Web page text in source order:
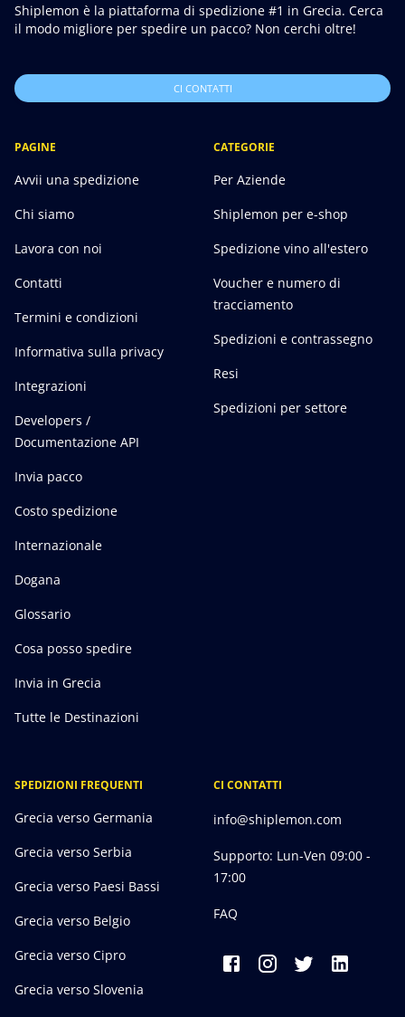
Shiplemon è la piattaforma di spedizione #1 in Grecia. Cerca
il modo migliore per spedire un pacco? Non cerchi oltre!
CI CONTATTI
PAGINE
Avvii una spedizione
Chi siamo
Lavora con noi
Contatti
Termini e condizioni
Informativa sulla privacy
Integrazioni
Developers /
Documentazione API
Invia pacco
Costo spedizione
Internazionale
Dogana
Glossario
Cosa posso spedire
Invia in Grecia
Tutte le Destinazioni
CATEGORIE
Per Aziende
Shiplemon per e-shop
Spedizione vino all'estero
Voucher e numero di
tracciamento
Spedizioni e contrassegno
Resi
Spedizioni per settore
SPEDIZIONI FREQUENTI
Grecia verso Germania
Grecia verso Serbia
Grecia verso Paesi Bassi
Grecia verso Belgio
Grecia verso Cipro
Grecia verso Slovenia
CI CONTATTI
info@shiplemon.com
Supporto: Lun-Ven 09:00 -
17:00
FAQ